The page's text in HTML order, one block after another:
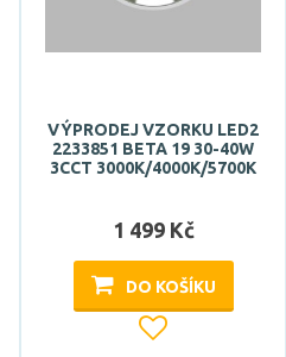
VÝPRODEJ VZORKU LED2
2233851 BETA 19 30-40W
3CCT 3000K/4000K/5700K
1 499 Kč
DO KOŠÍKU